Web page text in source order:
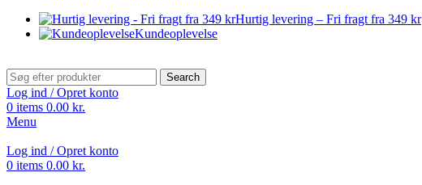
Hurtig levering – Fri fragt fra 349 kr
Kundeoplevelse
Search
Log ind / Opret konto
0 items 0.00 kr.
Menu
Log ind / Opret konto
0 items 0.00 kr.